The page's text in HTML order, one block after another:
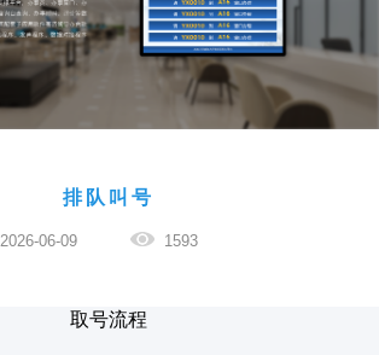
排队叫号
2026-06-09 1593
取号流程